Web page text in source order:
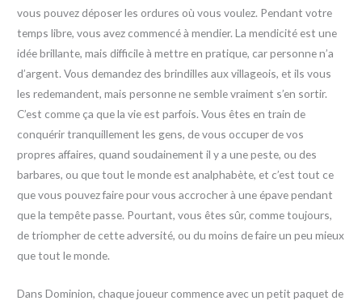
vous pouvez déposer les ordures où vous voulez. Pendant votre
temps libre, vous avez commencé à mendier. La mendicité est une
idée brillante, mais difficile à mettre en pratique, car personne n’a
d’argent. Vous demandez des brindilles aux villageois, et ils vous
les redemandent, mais personne ne semble vraiment s’en sortir.
C’est comme ça que la vie est parfois. Vous êtes en train de
conquérir tranquillement les gens, de vous occuper de vos
propres affaires, quand soudainement il y a une peste, ou des
barbares, ou que tout le monde est analphabète, et c’est tout ce
que vous pouvez faire pour vous accrocher à une épave pendant
que la tempête passe. Pourtant, vous êtes sûr, comme toujours,
de triompher de cette adversité, ou du moins de faire un peu mieux
que tout le monde.
Dans Dominion, chaque joueur commence avec un petit paquet de